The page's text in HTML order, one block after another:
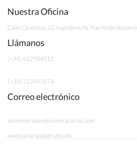
Nuestra Oficina
Calle Canalejas, 22, bajo derecha, Puerto del Rosario
Llámanos
(+34) 622904011
(+34) 722497674
Correo electrónico
administracion@vivencanarias.com
vivencanarias@gmail.com